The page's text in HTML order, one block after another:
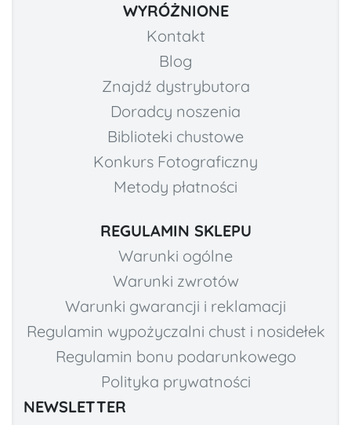
WYRÓŻNIONE
Kontakt
Blog
Znajdź dystrybutora
Doradcy noszenia
Biblioteki chustowe
Konkurs Fotograficzny
Metody płatności
REGULAMIN SKLEPU
Warunki ogólne
Warunki zwrotów
Warunki gwarancji i reklamacji
Regulamin wypożyczalni chust i nosidełek
Regulamin bonu podarunkowego
Polityka prywatności
NEWSLETTER